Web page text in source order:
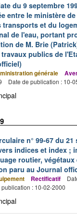
du 9 septembre
entre le ministère de
transports et du
de l'eau, portant
de M. Brie
publics de
générale
Date de publication : 10-
n° 99-67 du 21
indices et index ;
routier, végétaux
paru au Journal
Rectificatif
publication : 10-02-2000